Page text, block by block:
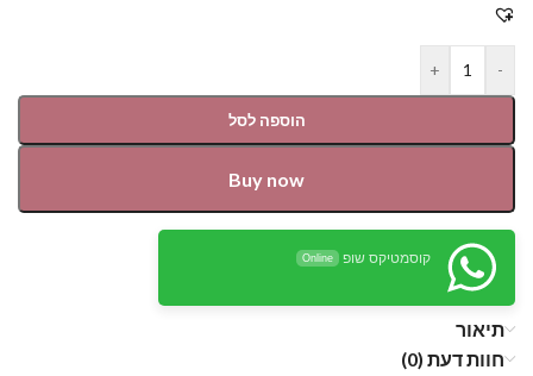
-
+
הוספה לסל
Buy now
קוסמטיקס שופ Online
תיאור
חוות דעת (0)